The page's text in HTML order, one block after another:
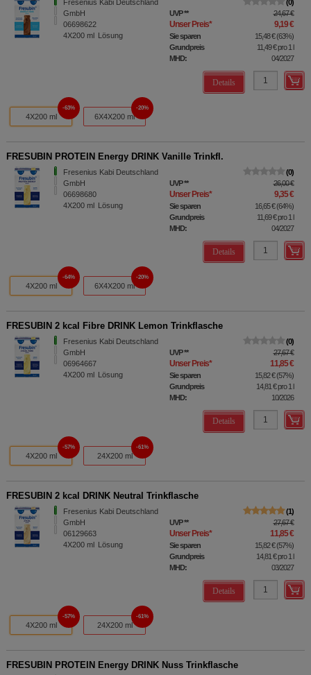
Fresenius Kabi Deutschland
GmbH
06698622
4X200 ml Lösung
0
UVP** 24,67 €
Unser Preis* 9,19 €
Sie sparen 15,48 €(63%)
Grundpreis
11,49 €pro 1 l
MHD:
04/2027
Details
4X200 ml
63%
6X4X200 ml
20%
FRESUBIN PROTEIN Energy DRINK Vanille Trinkfl.
Fresenius Kabi Deutschland
GmbH
06698680
4X200 ml Lösung
0
UVP** 26,00 €
Unser Preis* 9,35 €
Sie sparen 16,65 €(64%)
Grundpreis
11,69 €pro 1 l
MHD:
04/2027
Details
4X200 ml
64%
6X4X200 ml
20%
FRESUBIN 2 kcal Fibre DRINK Lemon Trinkflasche
Fresenius Kabi Deutschland
GmbH
06964667
4X200 ml Lösung
0
UVP** 27,67 €
Unser Preis* 11,85 €
Sie sparen 15,82 €(57%)
Grundpreis
14,81 €pro 1 l
MHD:
10/2026
Details
4X200 ml
57%
24X200 ml
61%
FRESUBIN 2 kcal DRINK Neutral Trinkflasche
Fresenius Kabi Deutschland
GmbH
06129663
4X200 ml Lösung
1
UVP** 27,67 €
Unser Preis* 11,85 €
Sie sparen 15,82 €(57%)
Grundpreis
14,81 €pro 1 l
MHD:
03/2027
Details
4X200 ml
57%
24X200 ml
61%
FRESUBIN PROTEIN Energy DRINK Nuss Trinkflasche